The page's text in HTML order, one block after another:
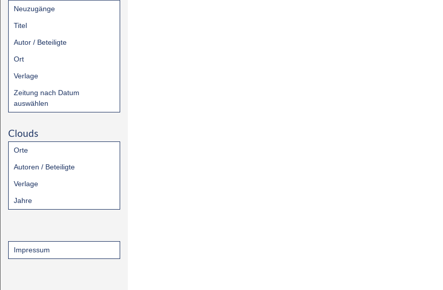
Neuzugänge
Titel
Autor / Beteiligte
Ort
Verlage
Zeitung nach Datum
auswählen
Clouds
Orte
Autoren / Beteiligte
Verlage
Jahre
Impressum